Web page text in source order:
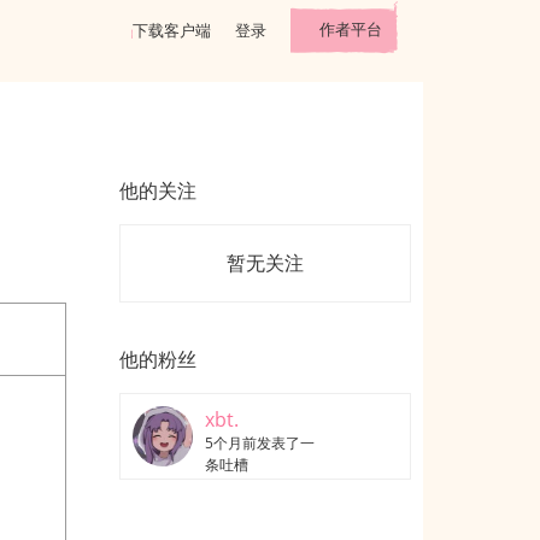
下载客户端 登录 作者平台
他的关注
暂无关注
他的粉丝
xbt.
5个月前发表了一
条吐槽